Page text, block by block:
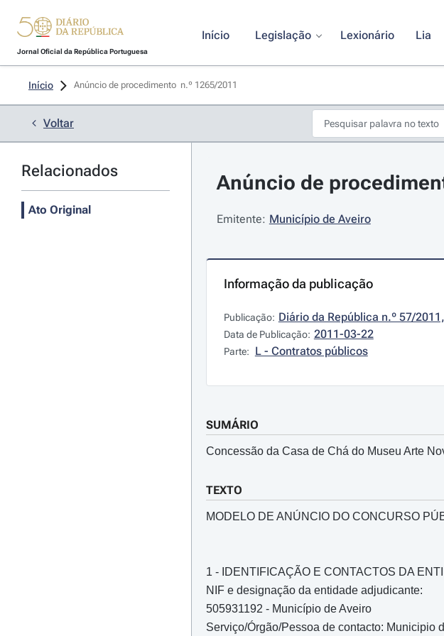
Jornal Oficial da República Portuguesa
Início Legislação Lexionário Lia
Início Anúncio de procedimento  n.º 1265/2011
Voltar
Relacionados
Ato Original
Anúncio de
Emitente: Município de Aveiro
Informação da publicação
Publicação: Diário da República n.º 57/
Data de Publicação: 2011-03-22
Parte: L - Contratos públicos
SUMÁRIO
Concessão da Casa de Chá do Museu Arte
TEXTO
MODELO DE ANÚNCIO DO CONCURSO
1 - IDENTIFICAÇÃO E CONTACTOS DA
NIF e designação da entidade adjudicante:
505931192 - Município de Aveiro
Serviço/Órgão/Pessoa de contacto: Municipio